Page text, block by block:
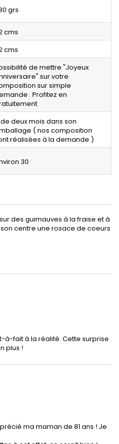
grs
cms
cms
de mettre "Joyeux
sur votre
sur simple
. Profitez en
deux mois dans son
( nos composition
réalisées à la demande )
30
des guimauves à la fraise et à
centre une rosace de coeurs
à-fait à la réalité. Cette surprise
plus !
ma maman de 81 ans ! Je